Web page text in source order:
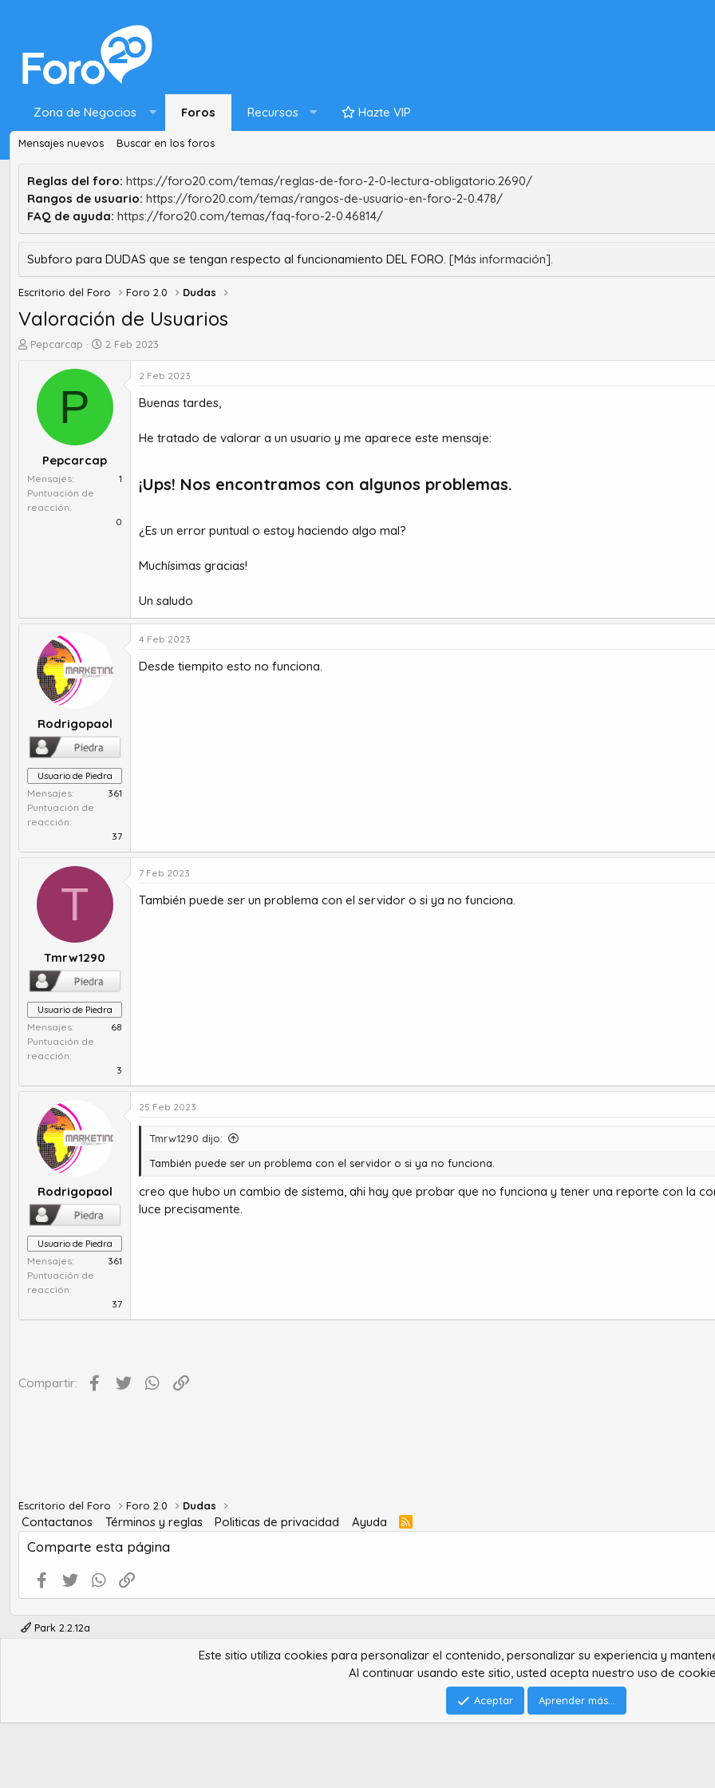
Zona de Negocios Foros Recursos Hazte VIP
Mensajes nuevos Buscar en los foros
Reglas del foro: https://foro20.com/temas/reglas-de-foro-2-0-lectura-obligatorio.2690/
Rangos de usuario: https://foro20.com/temas/rangos-de-usuario-en-foro-2-0.478/
FAQ de ayuda: https://foro20.com/temas/faq-foro-2-0.46814/
Subforo para DUDAS que se tengan respecto al funcionamiento DEL FORO. [Más información].
Escritorio del Foro Foro 2.0 Dudas
Valoración de Usuarios
A
m
a
Pepcarcap
F
h
d
e
n
2 Feb 2023
P
Pepcarcap
Mensajes
1
Puntuación de
reacción
0
2 Feb 2023
Buenas tardes,
He tratado de valorar a un usuario y me aparece este mensaje:
¡Ups! Nos encontramos con algunos problemas.​
¿Es un error puntual o estoy haciendo algo mal?
Muchísimas gracias!
Un saludo
Rodrigopaol
Usuario de Piedra
Mensajes
361
Puntuación de
reacción
37
4 Feb 2023
Desde tiempito esto no funciona.
T
Tmrw1290
Usuario de Piedra
Mensajes
68
Puntuación de
reacción
3
7 Feb 2023
También puede ser un problema con el servidor o si ya no funciona.
Rodrigopaol
Usuario de Piedra
Mensajes
361
Puntuación de
reacción
37
25 Feb 2023
Tmrw1290 dijo:
También puede ser un problema con el servidor o si ya no funciona.
creo que hubo un cambio de sistema, ahi hay que probar que no funciona y tener una reporte con la
luce precisamente.
Compartir: Facebook
Twitter WhatsApp
Escritorio del Foro Foro 2.0 Dudas
Contactanos Términos y reglas Politicas de privacidad Ayuda
S
Comparte esta página
Facebook
Twitter WhatsApp
Park 2.2.12a
Community platform by XenForo © 2010-2022 XenForo Ltd.
Advanced Forum Stats by AddonFlare - Premium XF2 Addons
Park theme made byStylesFactory.pl
Este sitio utiliza cookies para personalizar el contenido, personalizar su experiencia y
Al continuar usando este sitio, usted acepta nuestro uso de
Aceptar Aprender más...